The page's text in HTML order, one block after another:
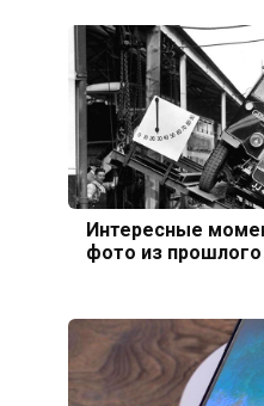
Интересные
фото из прошлого